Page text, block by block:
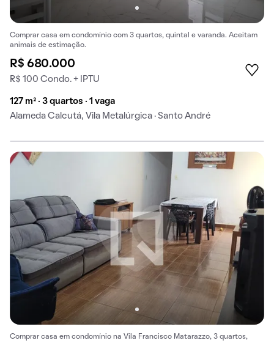
Comprar casa em condomínio com 3 quartos, quintal e varanda. Aceitam
animais de estimação.
R$ 680.000
R$ 100 Condo. + IPTU
127 m² · 3 quartos · 1 vaga
Alameda Calcutá, Vila Metalúrgica · Santo André
Comprar casa em condomínio na Vila Francisco Matarazzo, 3 quartos,